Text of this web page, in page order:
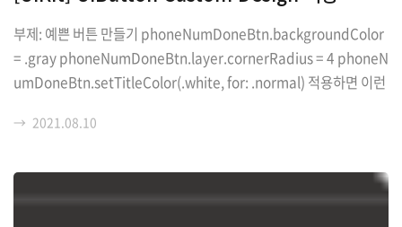
부제: 예쁜 버튼 만들기 phoneNumDoneBtn.backgroundColor
= .gray phoneNumDoneBtn.layer.cornerRadius = 4 phoneN
umDoneBtn.setTitleColor(.white, for: .normal) 적용하면 이런
→ 2021.08.10